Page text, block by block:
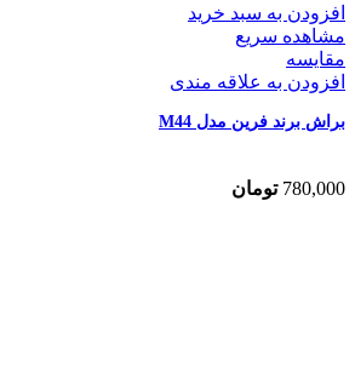
افزودن به سبد خرید
مشاهده سریع
مقایسه
افزودن به علاقه مندی
براش برند فرین مدل M44
780,000 تومان